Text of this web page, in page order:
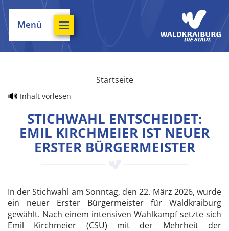
Menü
Startseite
Inhalt vorlesen
STICHWAHL ENTSCHEIDET:
EMIL KIRCHMEIER IST NEUER
ERSTER BÜRGERMEISTER
In der Stichwahl am Sonntag, den 22. März 2026, wurde
ein neuer Erster Bürgermeister für Waldkraiburg
gewählt. Nach einem intensiven Wahlkampf setzte sich
Emil Kirchmeier (CSU) mit der Mehrheit der